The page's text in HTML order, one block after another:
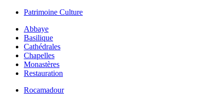
Patrimoine Culture
Abbaye
Basilique
Cathédrales
Chapelles
Monastères
Restauration
Rocamadour